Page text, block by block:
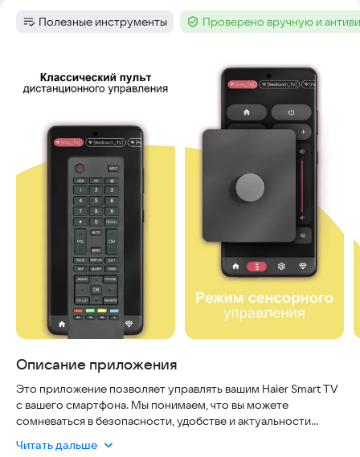
Категория:
Полезные инструменты Тег :Проверено вручную и
Описание приложения
Это приложение позволяет управлять вашим Haier Smart TV
с вашего смартфона. Мы понимаем, что вы можете
сомневаться в безопасности, удобстве и актуальности
работает через ИК-порт вашего телефона и не требует
Читать дальше